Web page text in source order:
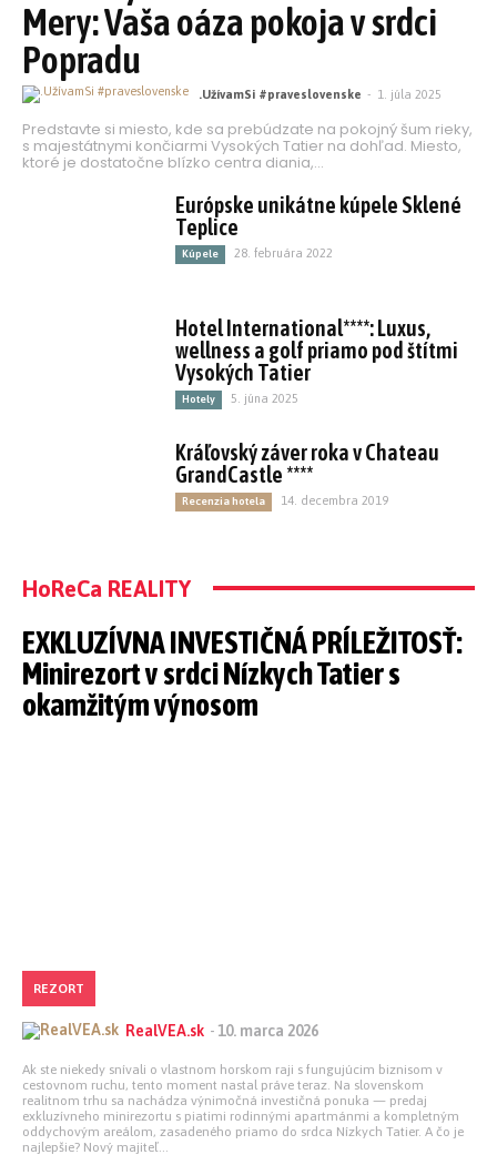
Mery: Vaša oáza pokoja v srdci
Popradu
.UžívamSi #praveslovenske - 1. júla 2025
Predstavte si miesto, kde sa prebúdzate na pokojný šum rieky,
s majestátnymi končiarmi Vysokých Tatier na dohľad. Miesto,
ktoré je dostatočne blízko centra diania,...
Európske unikátne kúpele Sklené
Teplice
Kúpele 28. februára 2022
Hotel International****: Luxus,
wellness a golf priamo pod štítmi
Vysokých Tatier
Hotely 5. júna 2025
Kráľovský záver roka v Chateau
GrandCastle ****
Recenzia hotela 14. decembra 2019
HoReCa REALITY
EXKLUZÍVNA INVESTIČNÁ PRÍLEŽITOSŤ:
Minirezort v srdci Nízkych Tatier s
okamžitým výnosom
REZORT
RealVEA.sk - 10. marca 2026
Ak ste niekedy snívali o vlastnom horskom raji s fungujúcim biznisom v
cestovnom ruchu, tento moment nastal práve teraz. Na slovenskom
realitnom trhu sa nachádza výnimočná investičná ponuka — predaj
exkluzívneho minirezortu s piatimi rodinnými apartmánmi a kompletným
oddychovým areálom, zasadeného priamo do srdca Nízkych Tatier. A čo je
najlepšie? Nový majiteľ...